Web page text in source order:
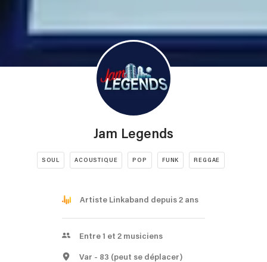
Jam Legends
SOUL ACOUSTIQUE POP FUNK REGGAE
Artiste Linkaband depuis 2 ans
Entre 1 et 2 musiciens
Var - 83 (peut se déplacer)